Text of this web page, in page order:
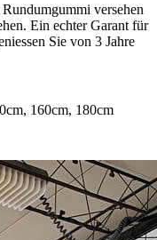
versehen
Ein echter Garant für
Sie von 3 Jahre
160cm, 180cm